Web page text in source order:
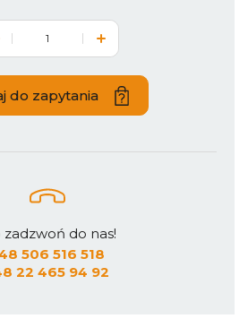
do zapytania
zadzwoń do nas!
506 516 518
22 465 94 92